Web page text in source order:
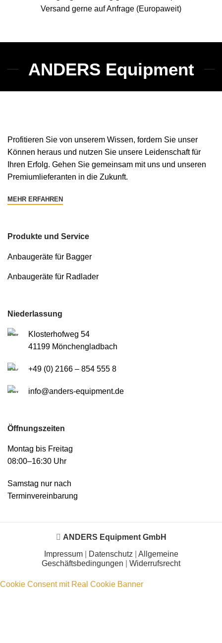
Versand gerne auf Anfrage (Europaweit)
ANDERS Equipment
Profitieren Sie von unserem Wissen, fordern Sie unser
Können heraus und nutzen Sie unsere Leidenschaft für
Ihren Erfolg. Gehen Sie gemeinsam mit uns und unseren
Premiumlieferanten in die Zukunft.
MEHR ERFAHREN
Produkte und Service
Anbaugeräte für Bagger
Anbaugeräte für Radlader
Niederlassung
Klosterhofweg 54
41199 Mönchengladbach
+49 (0) 2166 – 854 555 8
info@anders-equipment.de
Öffnungszeiten
Montag bis Freitag
08:00–16:30 Uhr
Samstag nur nach
Terminvereinbarung
ANDERS Equipment GmbH
Impressum| Datenschutz
Allgemeine
Geschäftsbedingungen
Widerrufsrecht
Cookie Consent mit Real Cookie Banner